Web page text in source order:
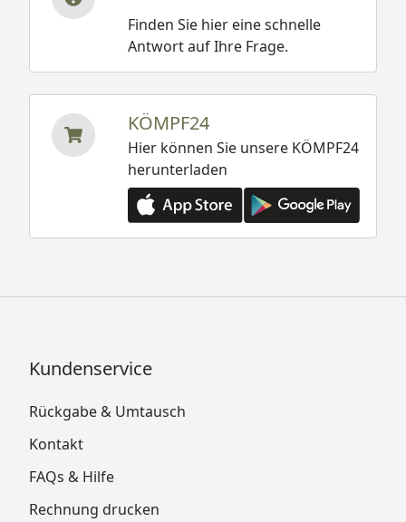
Finden Sie hier eine schnelle
Antwort auf Ihre Frage.
KÖMPF24
Hier können Sie unsere KÖMPF24
herunterladen
Kundenservice
Rückgabe & Umtausch
Kontakt
FAQs & Hilfe
Rechnung drucken